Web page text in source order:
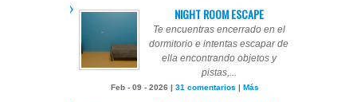
NIGHT ROOM ESCAPE
Te encuentras encerrado en el
dormitorio e intentas escapar de
ella encontrando objetos y
pistas,...
Feb - 09 - 2026 | 31 comentarios | Más